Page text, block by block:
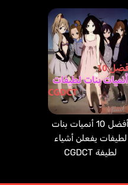
أفضل 10 أنميات بنات
لطيفات يفعلن أشياء
لطيفة CGDCT